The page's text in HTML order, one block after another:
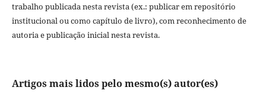
trabalho publicada nesta revista (ex.: publicar em repositório
institucional ou como capítulo de livro), com reconhecimento de
autoria e publicação inicial nesta revista.
Artigos mais lidos pelo mesmo(s) autor(es)